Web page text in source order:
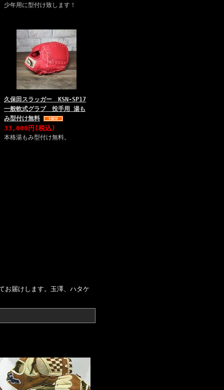
少年用に型付け致します！
久保田スラッガー KSN-SP17
一般軟式グラブ 投手用 湯も
み型付け無料
33,000円(税込)
本格湯もみ型付け無料。
お届けします。玉澤、ハタケ